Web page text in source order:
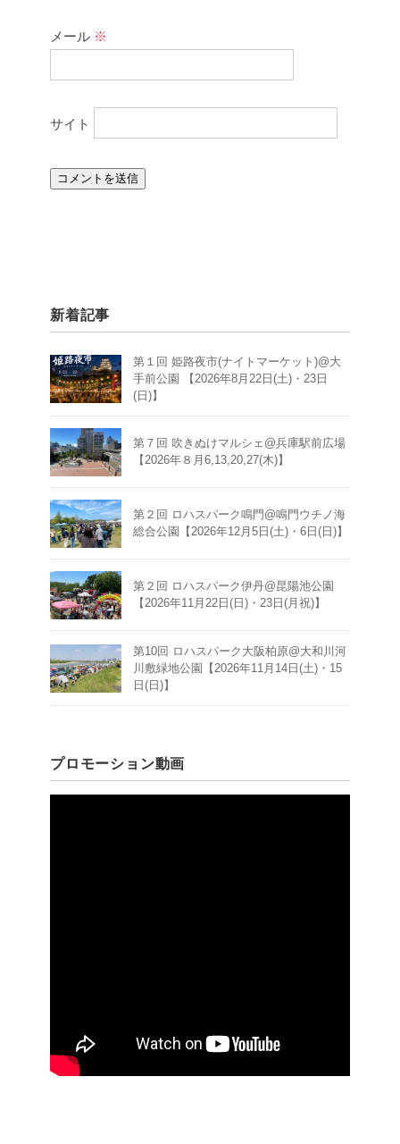
メール ※
サイト
新着記事
第１回 姫路夜市(ナイトマーケット)@大
手前公園 【2026年8月22日(土)・23日
(日)】
第７回 吹きぬけマルシェ@兵庫駅前広場
【2026年８月6,13,20,27(木)】
第２回 ロハスパーク鳴門@鳴門ウチノ海
総合公園【2026年12月5日(土)・6日(日)】
第２回 ロハスパーク伊丹@昆陽池公園
【2026年11月22日(日)・23日(月祝)】
第10回 ロハスパーク大阪柏原@大和川河
川敷緑地公園【2026年11月14日(土)・15
日(日)】
プロモーション動画